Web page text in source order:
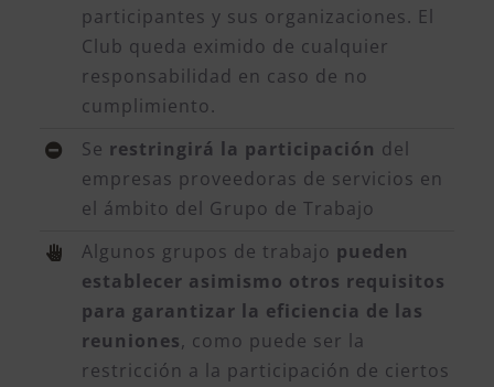
participantes y sus organizaciones. El
Club queda eximido de cualquier
responsabilidad en caso de no
cumplimiento.
Se restringirá la participación del
empresas proveedoras de servicios en
el ámbito del Grupo de Trabajo
Algunos grupos de trabajo pueden
establecer asimismo otros requisitos
para garantizar la eficiencia de las
reuniones, como puede ser la
restricción a la participación de ciertos